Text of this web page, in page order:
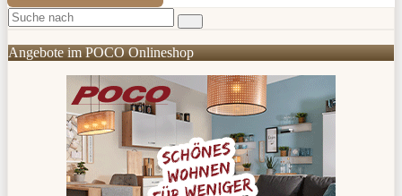
Angebote im POCO Onlineshop